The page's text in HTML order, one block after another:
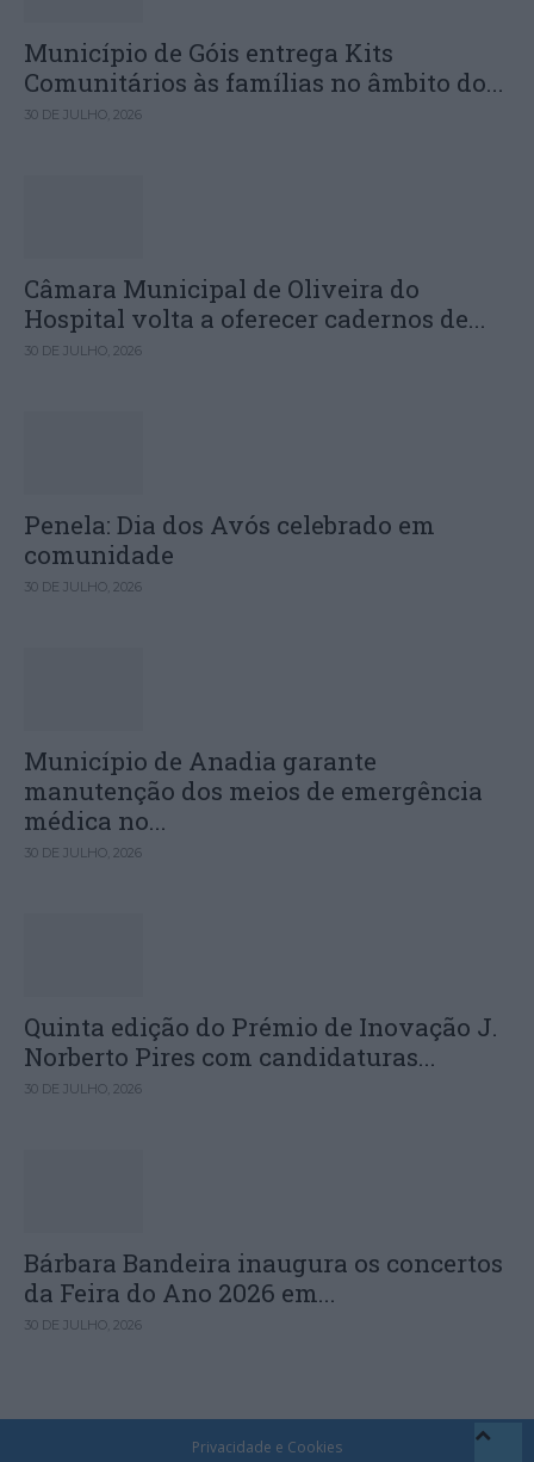
Município de Góis entrega Kits
Comunitários às famílias no âmbito do...
30 DE JULHO, 2026
Câmara Municipal de Oliveira do
Hospital volta a oferecer cadernos de...
30 DE JULHO, 2026
Penela: Dia dos Avós celebrado em
comunidade
30 DE JULHO, 2026
Município de Anadia garante
manutenção dos meios de emergência
médica no...
30 DE JULHO, 2026
Quinta edição do Prémio de Inovação J.
Norberto Pires com candidaturas...
30 DE JULHO, 2026
Bárbara Bandeira inaugura os concertos
da Feira do Ano 2026 em...
30 DE JULHO, 2026
Privacidade e Cookies